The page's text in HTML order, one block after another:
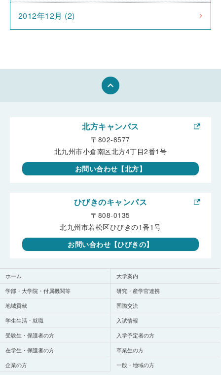
2012年12月 (2)
keyboard_arrow_up
ホーム
大学案内
学部・大学院・付属機関等
研究・産学官連携
地域貢献
国際交流
学生生活・就職
入試情報
受験生・保護者の方
入学予定者の方
在学生・保護者の方
卒業生の方
企業の方
一般・地域の方
北方キャンパス
〒802-8577
北九州市小倉南区北方4丁目2番1号
お問い合わせ【北方】
ひびきのキャンパス
〒808-0135
北九州市若松区ひびきの1番1号
お問い合わせ【ひびきの】